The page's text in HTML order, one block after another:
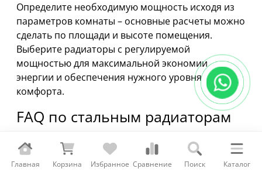
Главная Корзина Избранное Сравнение Поиск Каталог
Определите необходимую мощность исходя из
параметров комнаты – основные расчеты можно
сделать по площади и высоте помещения.
Выберите радиаторы с регулируемой
мощностью для максимальной экономии
энергии и обеспечения нужного уровня
комфорта.
FAQ по стальным радиаторам
Часто задаваемые вопросы и
ответы